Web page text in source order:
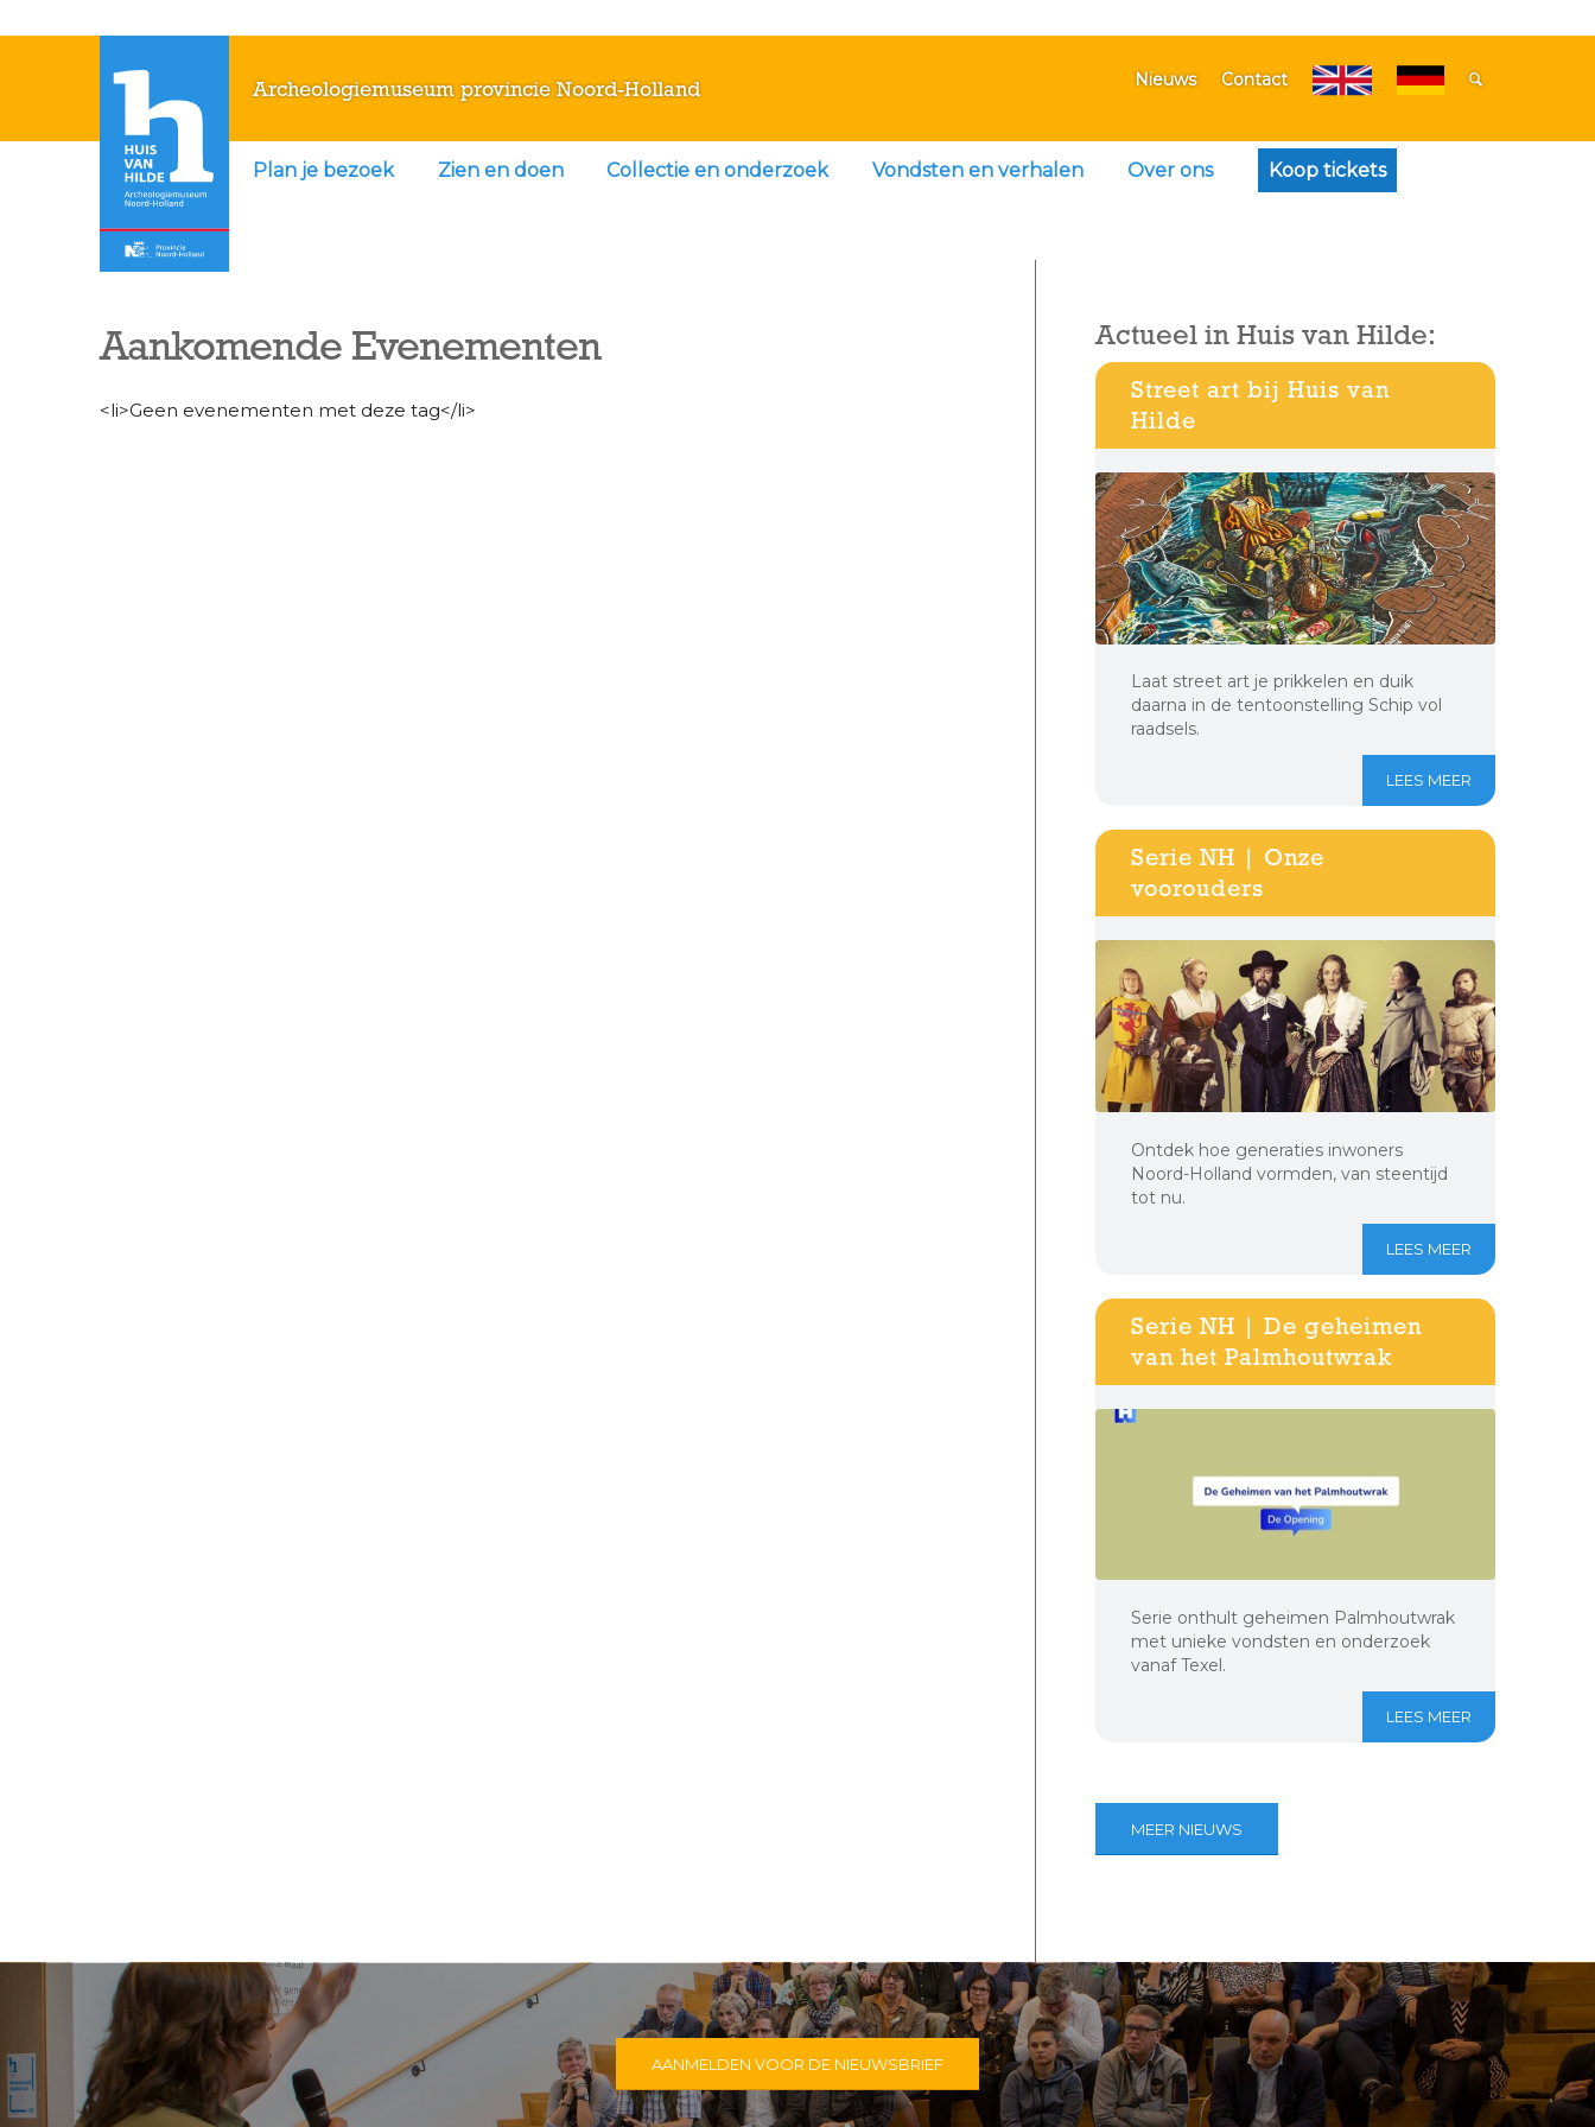
Archeologiemuseum provincie Noord-Holland Nieuws Contact
Plan je bezoek Zien en doen Collectie en onderzoek Vondsten en verhalen Over ons Koop tickets
Aankomende Evenementen
<li>Geen evenementen met deze tag</li>
Actueel in Huis van Hilde:
Street art bij Huis van
Hilde
Laat street art je prikkelen en duik
daarna in de tentoonstelling Schip vol
raadsels.
LEES MEER
Serie NH | Onze
voorouders
Ontdek hoe generaties inwoners
Noord-Holland vormden, van steentijd
tot nu.
LEES MEER
Serie NH | De geheimen
van het Palmhoutwrak
Serie onthult geheimen Palmhoutwrak
met unieke vondsten en onderzoek
vanaf Texel.
LEES MEER
MEER NIEUWS
AANMELDEN VOOR DE NIEUWSBRIEF